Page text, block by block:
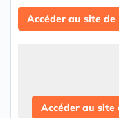
Accéder au site
Accéder au site